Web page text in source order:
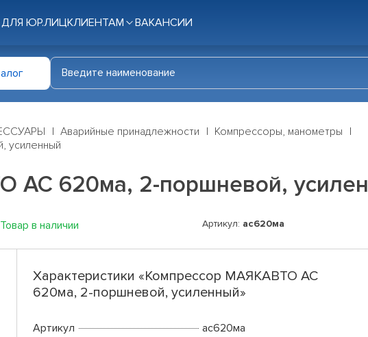
ДЛЯ ЮР.ЛИЦКЛИЕНТАМ ВАКАНСИИ
Аварийные принадлежности
Компрессоры, манометры
усиленный
АС 620ма, 2-поршневой,
Товар в наличии Артикул: ас620ма
Характеристики «Компрессор МАЯКАВТО АС
620ма, 2-поршневой, усиленный»
Артикул
ас620ма